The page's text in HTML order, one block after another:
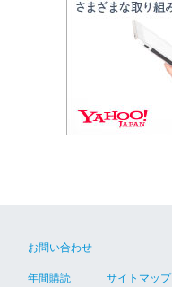
お問い合わせ
年間購読 サイトマップ